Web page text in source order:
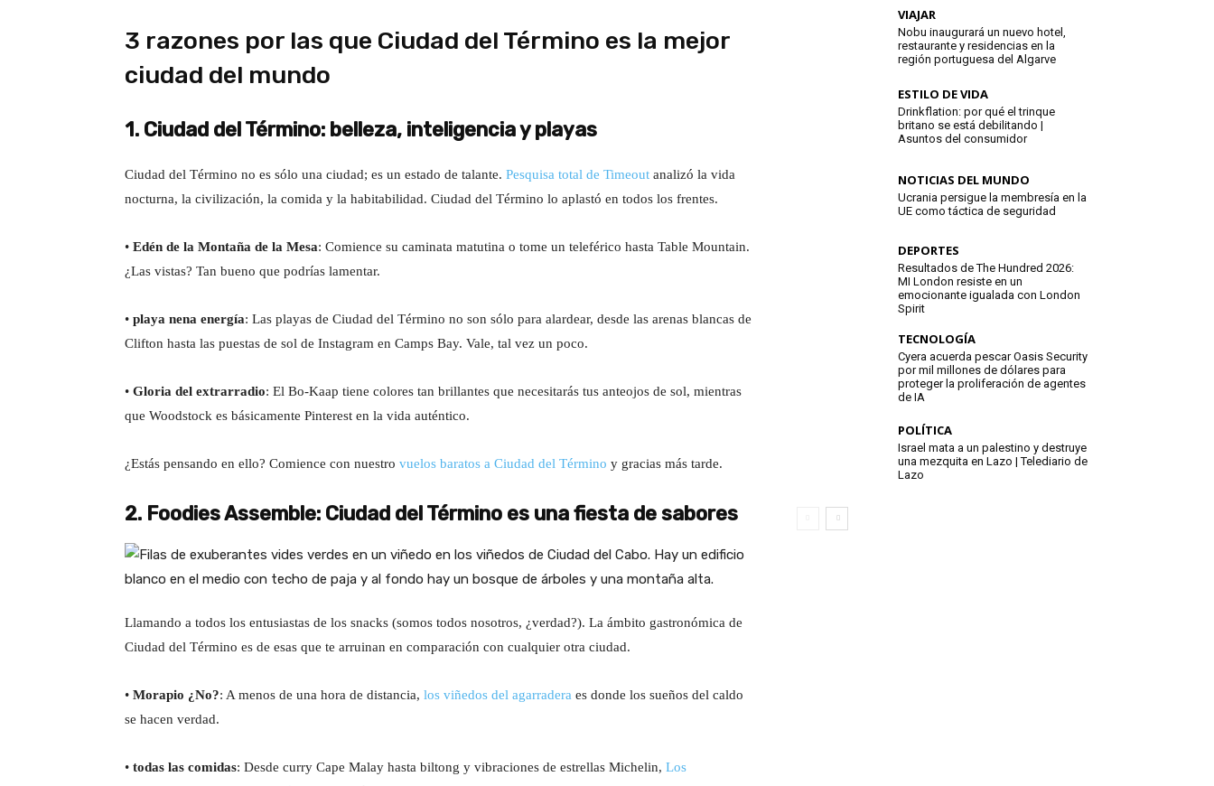
3 razones por las que Ciudad del Término es la mejor
ciudad del mundo
1. Ciudad del Término: belleza, inteligencia y playas
Ciudad del Término no es sólo una ciudad; es un estado de talante. Pesquisa total de Timeout analizó la vida
nocturna, la civilización, la comida y la habitabilidad. Ciudad del Término lo aplastó en todos los frentes.
• Edén de la Montaña de la Mesa: Comience su caminata matutina o tome un teleférico hasta Table Mountain.
¿Las vistas? Tan bueno que podrías lamentar.
• playa nena energía: Las playas de Ciudad del Término no son sólo para alardear, desde las arenas blancas de
Clifton hasta las puestas de sol de Instagram en Camps Bay. Vale, tal vez un poco.
• Gloria del extrarradio: El Bo-Kaap tiene colores tan brillantes que necesitarás tus anteojos de sol, mientras
que Woodstock es básicamente Pinterest en la vida auténtico.
¿Estás pensando en ello? Comience con nuestro vuelos baratos a Ciudad del Término y gracias más tarde.
2. Foodies Assemble: Ciudad del Término es una fiesta de sabores
Llamando a todos los entusiastas de los snacks (somos todos nosotros, ¿verdad?). La ámbito gastronómica de
Ciudad del Término es de esas que te arruinan en comparación con cualquier otra ciudad.
• Morapio ¿No?: A menos de una hora de distancia, los viñedos del agarradera es donde los sueños del caldo
se hacen verdad.
• todas las comidas: Desde curry Cape Malay hasta biltong y vibraciones de estrellas Michelin, Los
VIAJAR
Nobu inaugurará un nuevo hotel,
restaurante y residencias en la
región portuguesa del Algarve
ESTILO DE VIDA
Drinkflation: por qué el trinque
britano se está debilitando |
Asuntos del consumidor
NOTICIAS DEL MUNDO
Ucrania persigue la membresía en la
UE como táctica de seguridad
DEPORTES
Resultados de The Hundred 2026:
MI London resiste en un
emocionante igualada con London
Spirit
TECNOLOGÍA
Cyera acuerda pescar Oasis Security
por mil millones de dólares para
proteger la proliferación de agentes
de IA
POLÍTICA
Israel mata a un palestino y destruye
una mezquita en Lazo | Telediario de
Lazo